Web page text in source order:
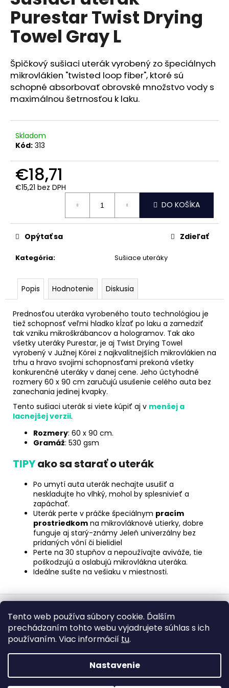
Tento web používa súbory cookie. Ďalším
prechádzaním tohto webu vyjadrujete súhlas s ich
používaním. Viac informácií tu.
Nastavenie
0,0
5
hviezdičiek.
Purestar Twist Drying
Towel Gray L
Špičkový sušiaci uterák vyrobený zo špeciálnych
mikrovlákien "twisted loop fiber", ktoré sú
schopné absorbovať obrovské množstvo vody s
maximálnou šetrnosťou k laku.
Skladom
Kód: 313
€18,71
€15,21 bez DPH
DO KOŠÍKA
Kategória: Sušiace uteráky
Opýtať sa Zdieľať
Popis Hodnotenie Diskusia
Prednosťou uteráka vyrobeného touto technológiou je
tiež schopnosť veľmi hladko kĺzať po laku a zamedziť
tak vzniku mikroškrábancov a hologramov. Tak ako
všetky uteráky Purestar, je aj Twist Drying Towel
vyrobený v Južnej Kórei z najkvalitnejších mikrovlákien na
trhu a hravo svojimi schopnosťami prekoná všetky
konkurenčné uteráky v danej cene. Jeho úctyhodné
rozmery 60 x 90 cm zaručujú usušenie celého auta bez
zanechania jedinej kvapky.
Tento sušiaci uterák si viete kúpiť aj v menšej a
lacnejšej verzii.
Rozmery: 60 x 90 cm.
Gramáž: 530 gsm
TIPYako sa starať o uterák
Po umytí auta uterák nechajte usušiť a
neskladujte ho vlhký, mohol by splesnivieť a
zapáchať.
Uterák perte v práčke špeciálnym pracím
prostriedkom na mikrovláknové utierky, dobre
funguje aj starý-známy Jeleň univerzálny bez
pridaných vôní či bielidiel
Perte na 30 stupňov a nepoužívajte aviváže, tie
poškodzujú a oslabujú mikrovlákna uteráka.
Ideálne sušte na vešiaku v miestnosti.
á
j
s
?
HĽADAŤ
O
d
p
ú
č
a
m
e
BALÍČEK:
ABY
SA
MI
AUTO
PO
UMYTÍ
PARÁDNE
LESKLO
€31,99
Pôvodne:
€35,63
Z
Hodnotenia obchodu Kontaktujte nás
Chcem sa objednať na detailing
Obchodné podmienky
Ochrana osobných údajov